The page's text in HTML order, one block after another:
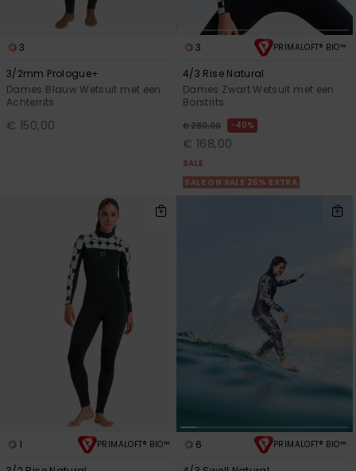
3
3/2mm Prologue+
Dames Blauw Wetsuit met een
Achterrits
€ 150,00
3 PRIMALOFT® BIO™
4/3 Rise Natural
Dames Zwart Wetsuit met een
Borstrits
€ 280,00 40%
€ 168,00
SALE
SALE ON SALE 25% EXTRA
1 PRIMALOFT® BIO™ 6 PRIMALOFT® BIO™